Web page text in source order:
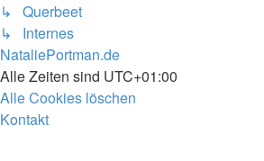
↳ Querbeet
↳ Internes
NataliePortman.de
Alle Zeiten sind UTC+01:00
Alle Cookies löschen
Kontakt